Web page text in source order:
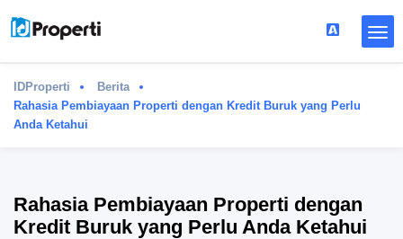
IDProperti
Berita
Rahasia Pembiayaan Properti dengan Kredit Buruk yang Perlu
Anda Ketahui
Rahasia Pembiayaan Properti dengan
Kredit Buruk yang Perlu Anda Ketahui